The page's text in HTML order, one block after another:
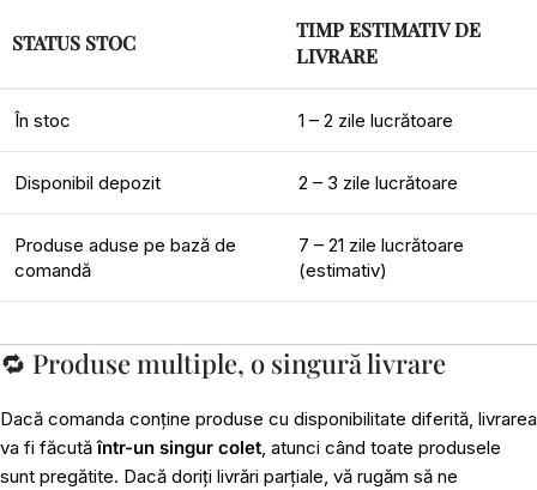
STATUS STOC
TIMP ESTIMATIV DE
LIVRARE
În stoc 1 – 2 zile lucrătoare
Disponibil depozit 2 – 3 zile lucrătoare
Produse aduse pe bază de
comandă
7 – 21 zile lucrătoare
(estimativ)
🔁 Produse multiple, o singură livrare
Dacă comanda conține produse cu disponibilitate diferită, livrarea
va fi făcutăîntr-un singur colet, atunci când toate produsele
sunt pregătite. Dacă doriți livrări parțiale, vă rugăm să ne